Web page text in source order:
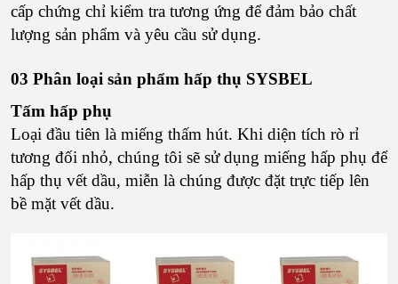
cấp chứng chỉ kiểm tra tương ứng để đảm bảo chất
lượng sản phẩm và yêu cầu sử dụng.
03 Phân loại sản phẩm hấp thụ SYSBEL
Tấm hấp phụ
Loại đầu tiên là miếng thấm hút. Khi diện tích rò rỉ
tương đối nhỏ, chúng tôi sẽ sử dụng miếng hấp phụ để
hấp thụ vết dầu, miễn là chúng được đặt trực tiếp lên
bề mặt vết dầu.